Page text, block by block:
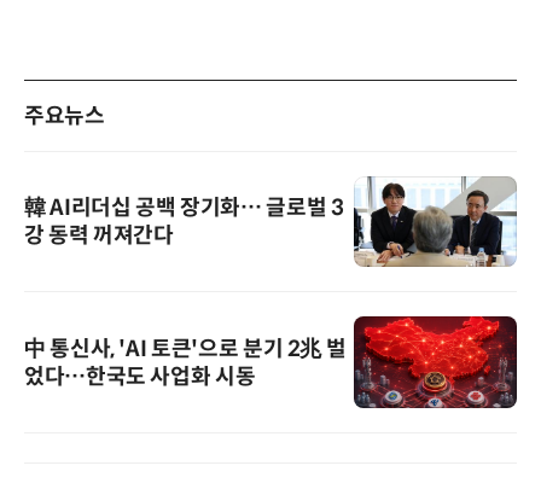
주요뉴스
韓 AI리더십 공백 장기화… 글로벌 3
강 동력 꺼져간다
中 통신사, 'AI 토큰'으로 분기 2兆 벌
었다…한국도 사업화 시동